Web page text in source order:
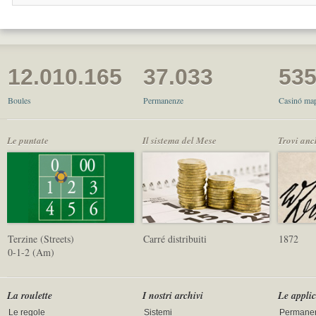
12.010.165
Boules
37.033
Permanenze Casinó
Le puntate
Terzine (Streets)
0-1-2 (Am)
Il sistema del Mese
Carré distribuiti
Trovi
1872
La roulette
Le regole
I nostri archivi
Sistemi
Le